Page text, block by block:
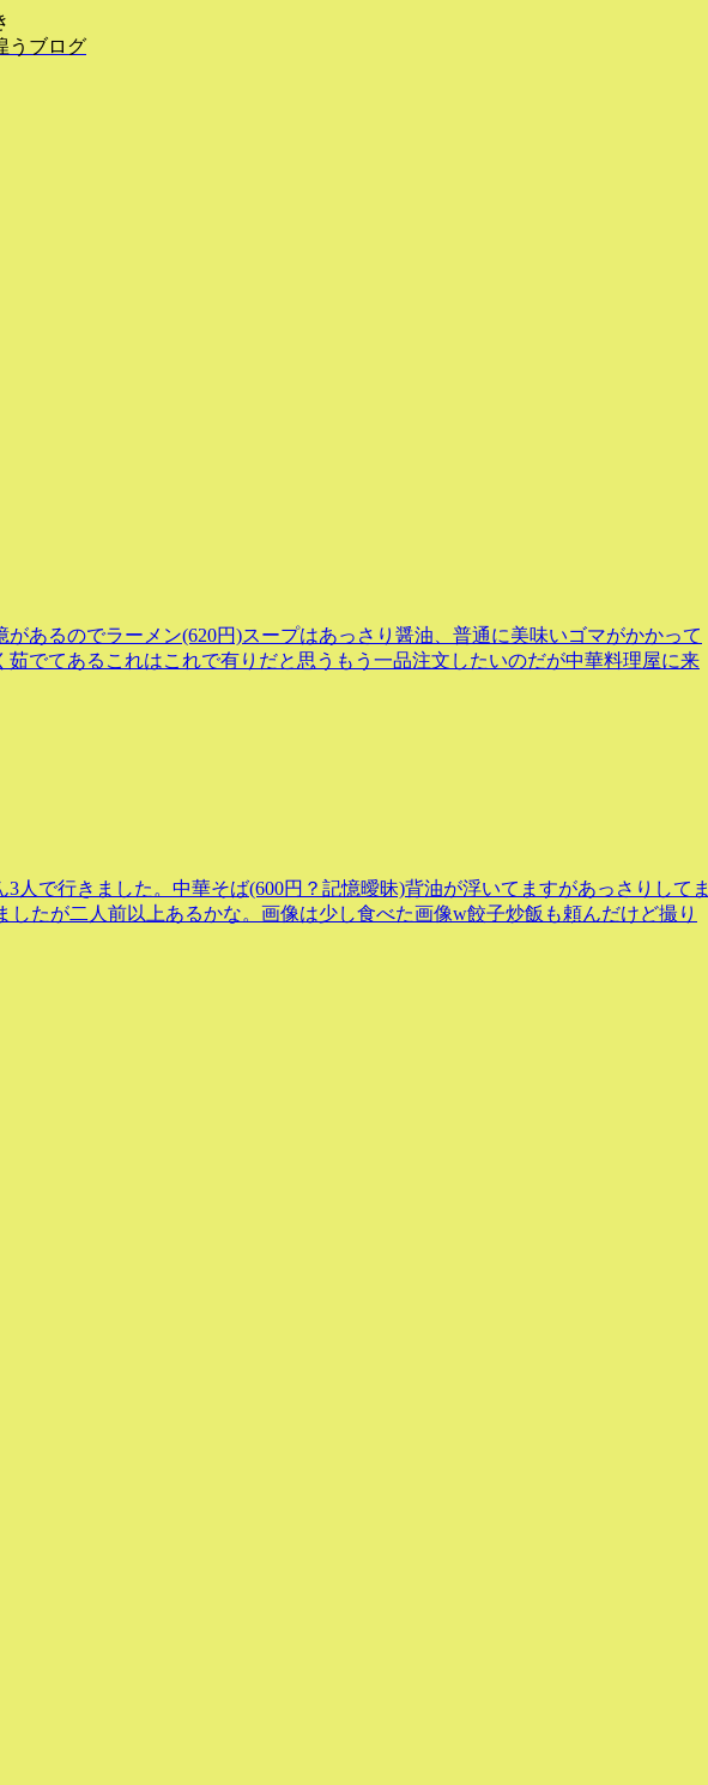
うブログ
あるのでラーメン(620円)スープはあっさり醤油、普通に美味いゴマがかかって
茹でてあるこれはこれで有りだと思うもう一品注文したいのだが中華料理屋に来
人で行きました。中華そば(600円？記憶曖昧)背油が浮いてますがあっさりしてま
したが二人前以上あるかな。画像は少し食べた画像w餃子炒飯も頼んだけど撮り